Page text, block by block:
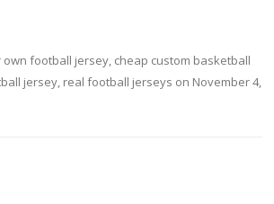
own football jersey, cheap custom basketball
jersey, real football jerseys on November 4,